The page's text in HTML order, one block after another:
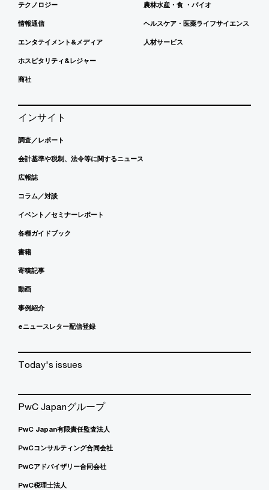
テクノロジー
情報通信
エンタテイメント&メディア
ホスピタリティ&レジャー
商社
農林水産・食 ・バイオ
ヘルスケア・医薬ライフサイエンス
人材サービス
インサイト
調査／レポート
会計基準や税制、法令等に関するニュース
広報誌
コラム／対談
イベント／セミナーレポート
各種ガイドブック
書籍
寄稿記事
動画
事例紹介
eニュースレター配信登録
Today's issues
PwC Japanグループ
PwC Japan有限責任監査法人
PwCコンサルティング合同会社
PwCアドバイザリー合同会社
PwC税理士法人